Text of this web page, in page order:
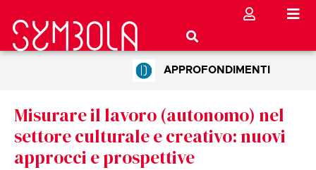
APPROFONDIMENTI
Misurare il lavoro (autonomo) nel
settore culturale e creativo: nuovi
approcci e prospettive